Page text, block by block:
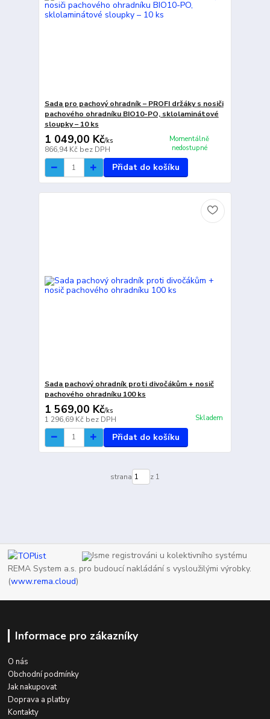
Sada pro pachový ohradník – PROFI držáky s nosiči
pachového ohradníku BIO10-PO, sklolaminátové
sloupky – 10 ks
1 049,00 Kč/ks
866,94 Kč bez DPH
Momentálně
nedostupné
Přidat do košíku
Sada pachový ohradník proti divočákům + nosič
pachového ohradníku 100 ks
1 569,00 Kč/ks
1 296,69 Kč bez DPH Skladem
Přidat do košíku
strana z 1
Jsme registrováni u kolektivního systému
REMA System a.s. pro budoucí nakládání s vysloužilými výrobky.
(www.rema.cloud)
Informace pro zákazníky
O nás
Obchodní podmínky
Jak nakupovat
Doprava a platby
Kontakty